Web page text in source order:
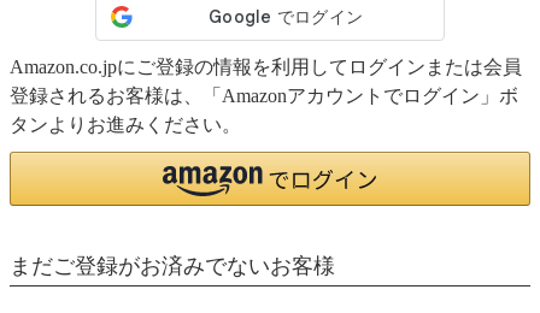
Amazon.co.jpにご登録の情報を利用してログインまたは会員
登録されるお客様は、「Amazonアカウントでログイン」ボ
タンよりお進みください。
まだご登録がお済みでないお客様